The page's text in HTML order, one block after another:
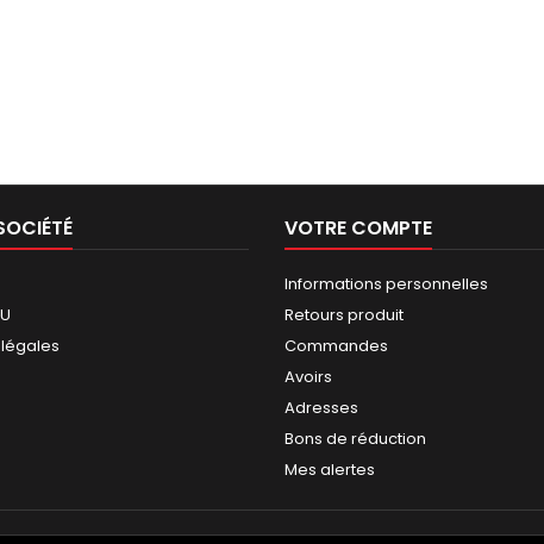
VOTRE COMPTE
Informations personnelles
Retours produit
Commandes
Avoirs
Adresses
Bons de réduction
Mes alertes